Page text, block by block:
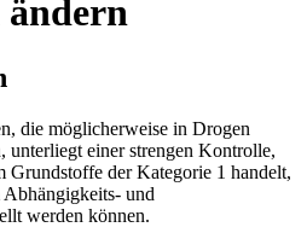
die möglicherweise in Drogen
unterliegt einer strengen Kontrolle,
Grundstoffe der Kategorie 1 handelt,
und
werden können.